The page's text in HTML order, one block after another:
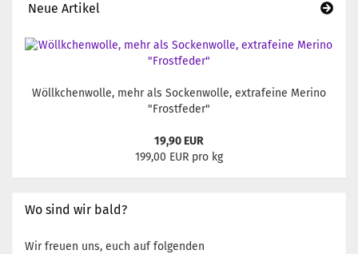
Neue Artikel
Wöllkchenwolle, mehr als Sockenwolle, extrafeine Merino
"Frostfeder"
19,90 EUR
199,00 EUR pro kg
Wo sind wir bald?
Wir freuen uns, euch auf folgenden